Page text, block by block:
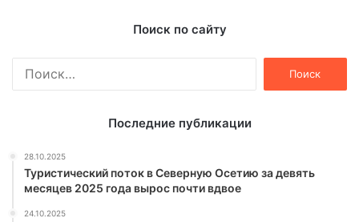
Поиск по сайту
Последние публикации
28.10.2025
Туристический поток в Северную Осетию за девять
месяцев 2025 года вырос почти вдвое
24.10.2025